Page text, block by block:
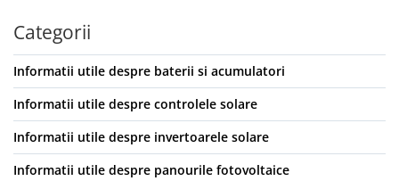
Categorii
Informatii utile despre baterii si acumulatori
Informatii utile despre controlele solare
Informatii utile despre invertoarele solare
Informatii utile despre panourile fotovoltaice